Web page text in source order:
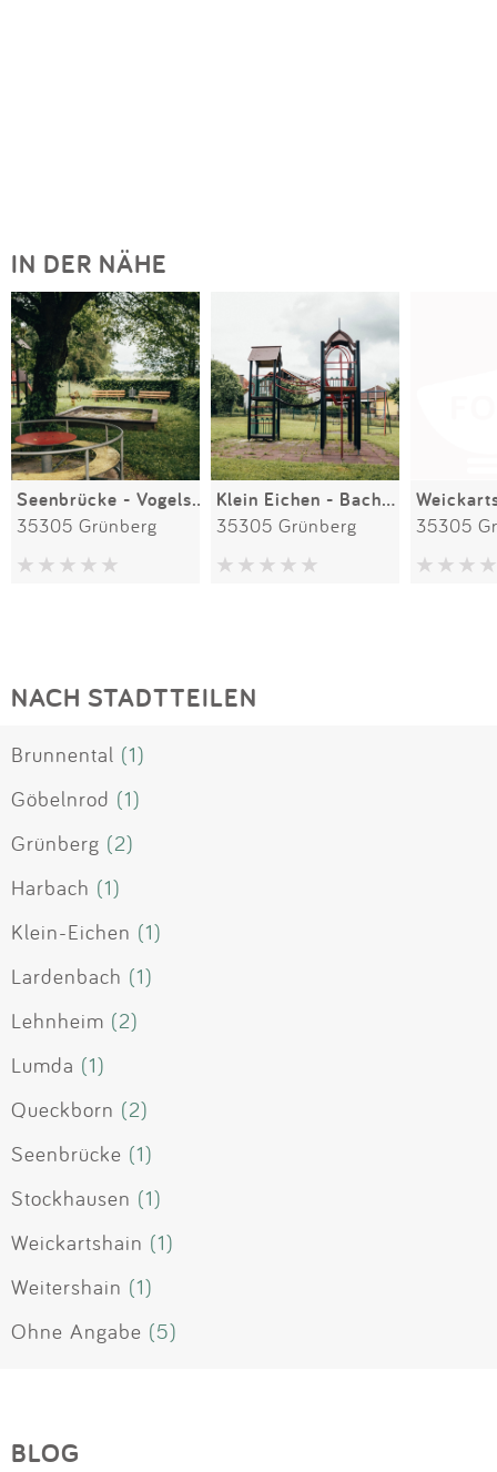
IN DER NÄHE
Seenbrücke - Vogelsbergstraße
35305 Grünberg
Klein Eichen - Bachwiesenweg
35305 Grünberg 35305
NACH STADTTEILEN
Brunnental (1)
Göbelnrod (1)
Grünberg (2)
Harbach (1)
Klein-Eichen (1)
Lardenbach (1)
Lehnheim (2)
Lumda (1)
Queckborn (2)
Seenbrücke (1)
Stockhausen (1)
Weickartshain (1)
Weitershain (1)
Ohne Angabe (5)
BLOG